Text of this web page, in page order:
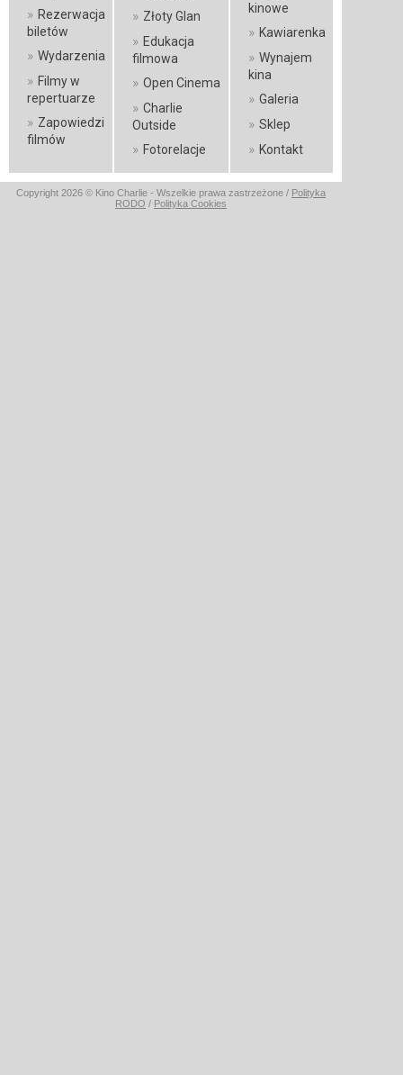
» Rezerwacja
biletów
» Wydarzenia
» Filmy w
repertuarze
» Zapowiedzi
filmów
» Złoty Glan
» Edukacja
filmowa
» Open Cinema
» Charlie
Outside
» Fotorelacje
kinowe
» Kawiarenka
» Wynajem
kina
» Galeria
» Sklep
» Kontakt
Copyright 2026 © Kino Charlie - Wszelkie prawa zastrzeżone / Polityka
RODO / Polityka Cookies